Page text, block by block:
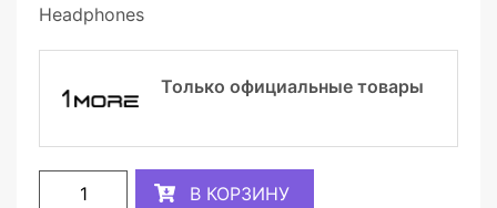
Headphones
Только официальные товары
В КОРЗИНУ